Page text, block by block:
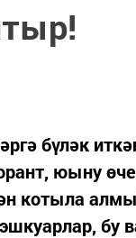
бүләк
юыну
котыла
бу